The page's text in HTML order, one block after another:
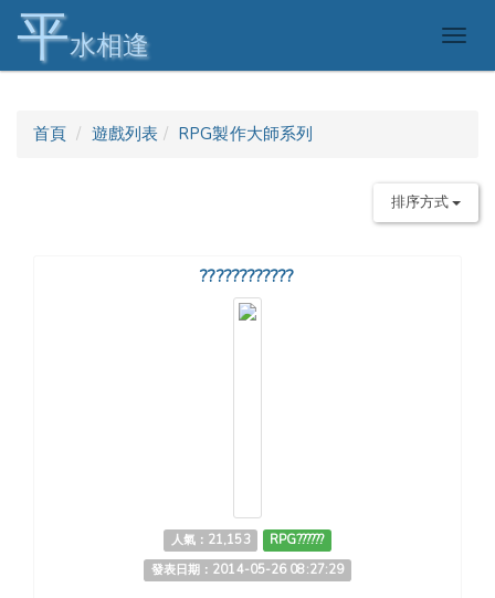
平水相逢
首頁 遊戲列表 RPG製作大師系列
排序方式
????????????
人氣：21,153
RPG??????
發表日期：2014-05-26 08:27:29